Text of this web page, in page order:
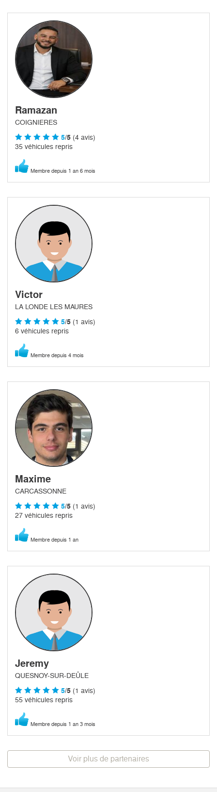
Ramazan
COIGNIERES
5/5 (4 avis)
35 véhicules repris
Membre depuis 1 an 6 mois
Victor
LA LONDE LES MAURES
5/5 (1 avis)
6 véhicules repris
Membre depuis 4 mois
Maxime
CARCASSONNE
5/5 (1 avis)
27 véhicules repris
Membre depuis 1 an
Jeremy
QUESNOY-SUR-DEÛLE
5/5 (1 avis)
55 véhicules repris
Membre depuis 1 an 3 mois
Voir plus de partenaires